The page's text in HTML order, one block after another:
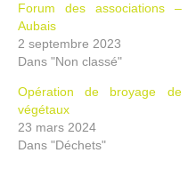
Forum des associations –
Aubais
2 septembre 2023
Dans "Non classé"
Opération de broyage de
végétaux
23 mars 2024
Dans "Déchets"